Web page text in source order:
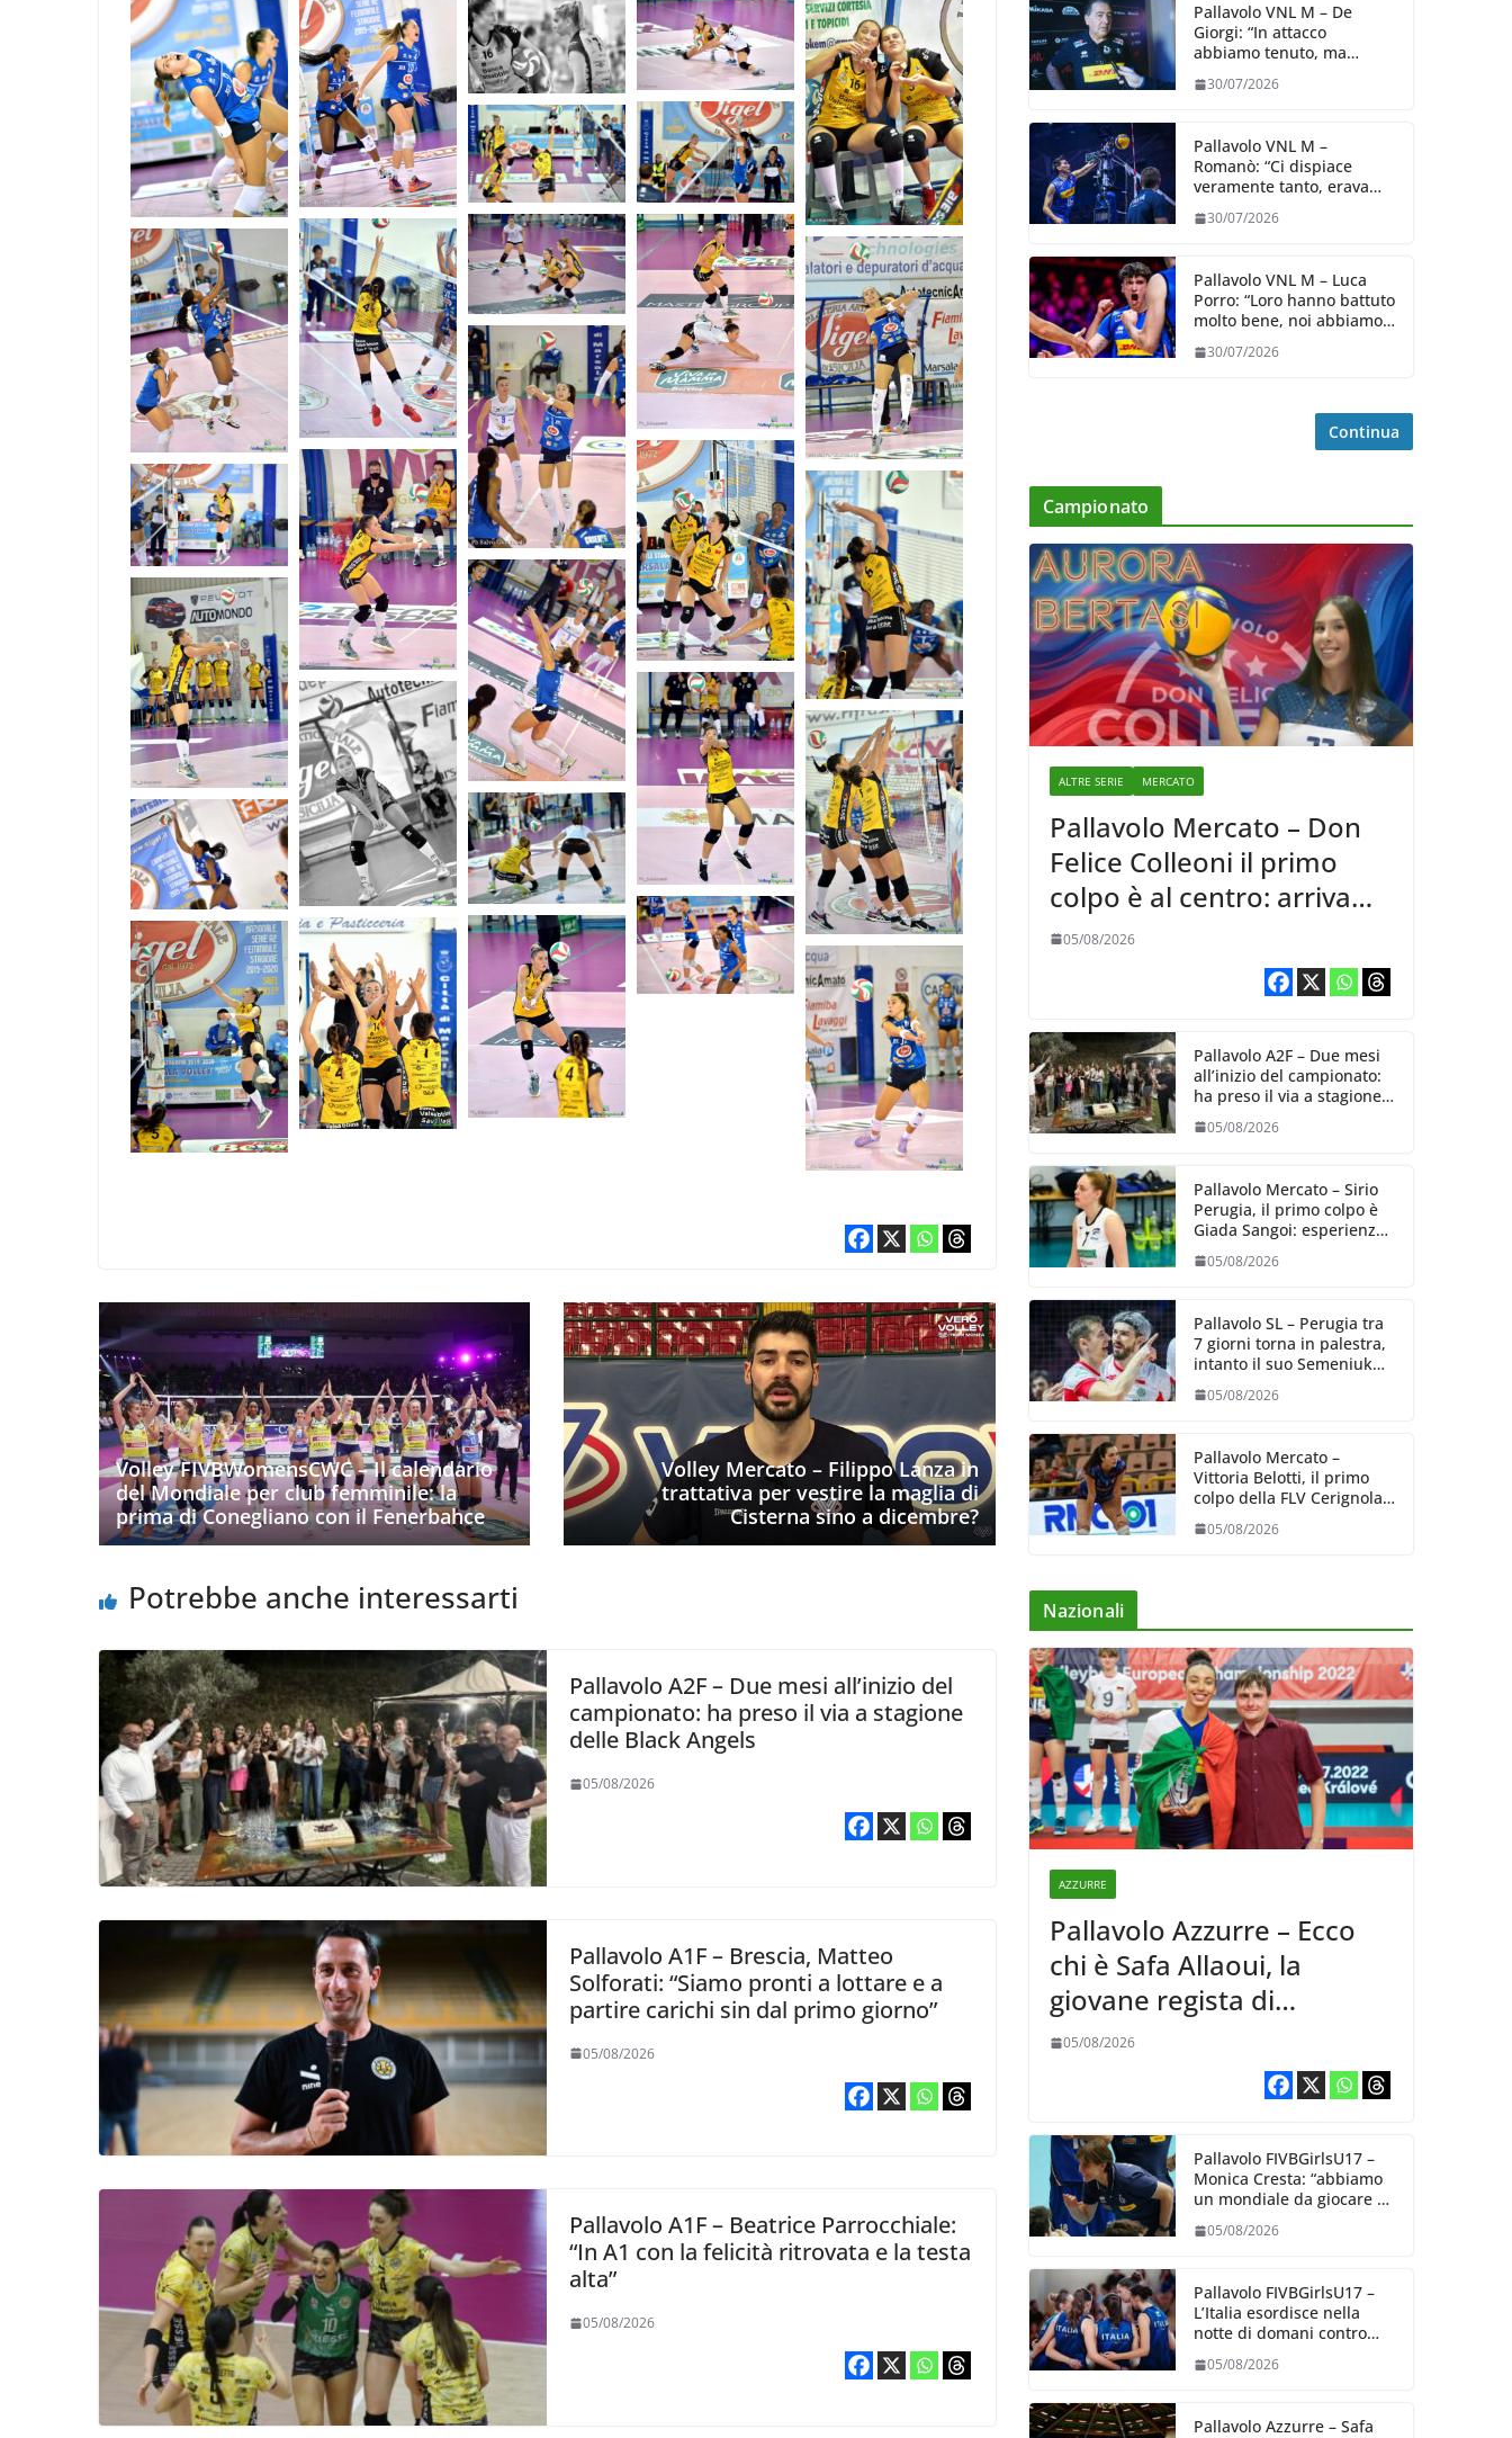
Volley FIVBWomensCWC – Il calendario
del Mondiale per club femminile: la
prima di Conegliano con il Fenerbahce
Volley Mercato – Filippo Lanza in
trattativa per vestire la maglia di
Cisterna sino a dicembre?
Potrebbe anche interessarti
Pallavolo A2F – Due mesi all’inizio del
campionato: ha preso il via a stagione
delle Black Angels
05/08/2026
Pallavolo A1F – Brescia, Matteo
Solforati: “Siamo pronti a lottare e a
partire carichi sin dal primo giorno”
05/08/2026
Pallavolo A1F – Beatrice Parrocchiale:
“In A1 con la felicità ritrovata e la testa
alta”
05/08/2026
Pallavolo VNL M – De
Giorgi: “In attacco
abbiamo tenuto, ma
dalla prestazione in
30/07/2026
Pallavolo VNL M –
Romanò: “Ci dispiace
veramente tanto, eravamo
impareremo”
30/07/2026
Pallavolo VNL M – Luca
Porro: “Loro hanno battuto
molto bene, noi abbiamo
spunto su cui lavorare e
30/07/2026
Continua
Campionato
ALTRE SERIE MERCATO
Pallavolo Mercato – Don
Felice Colleoni il primo
colpo è al centro: arriva
Aurora Bertasi
05/08/2026
Pallavolo A2F – Due mesi
all’inizio del campionato:
ha preso il via a stagione
delle Black Angels
05/08/2026
Pallavolo Mercato – Sirio
Perugia, il primo colpo è
Giada Sangoi: esperienza
e talento in attacco
05/08/2026
Pallavolo SL – Perugia tra
7 giorni torna in palestra,
intanto il suo Semeniuk
festeggia il bis in VNL
05/08/2026
Pallavolo Mercato –
Vittoria Belotti, il primo
colpo della FLV Cerignola:
esperienza e qualità al
centro
05/08/2026
Nazionali
AZZURRE
Pallavolo Azzurre – Ecco
chi è Safa Allaoui, la
giovane regista di
Bergamo convocata al
collegiale di Cavalese
05/08/2026
Pallavolo FIVBGirlsU17 –
Monica Cresta: “abbiamo
un mondiale da giocare al
capacità”
05/08/2026
Pallavolo FIVBGirlsU17 –
L’Italia esordisce nella
notte di domani contro
05/08/2026
Pallavolo Azzurre – Safa